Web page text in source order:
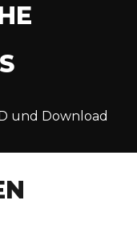
und Download